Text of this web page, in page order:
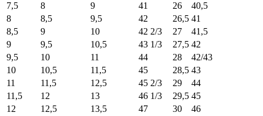
7,5
8 9 41 26
40,5
8
8,5 9,5 42 26,5 41
8,5
9 10 42 2/3 27
41,5
9
9,5 10,5 43 1/3 27,5 42
9,5
10 11 44 28
42/43
10
10,5 11,5 45 28,5 43
11
11,5 12,5 45 2/3 29
44
11,5
12 13 46 1/3 29,5 45
12
12,5 13,5 47 30
46